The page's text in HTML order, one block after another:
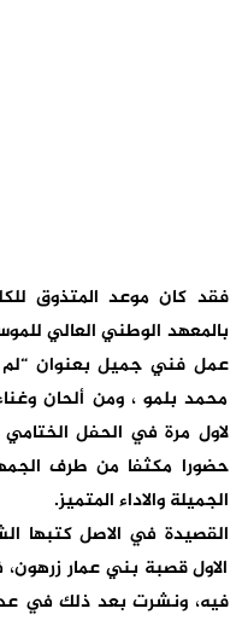
فقد كان موعد المتذوق
بالمعهد الوطني العالي
عمل فني جميل بعنوان “لم
محمد بلمو ، ومن ألحان
لاول مرة في الحفل
حضورا مكثفا من طرف
الجميلة والاداء المتميز.
الاول قصبة بني عمار
فيه، ونشرت بعد ذلك في عدد